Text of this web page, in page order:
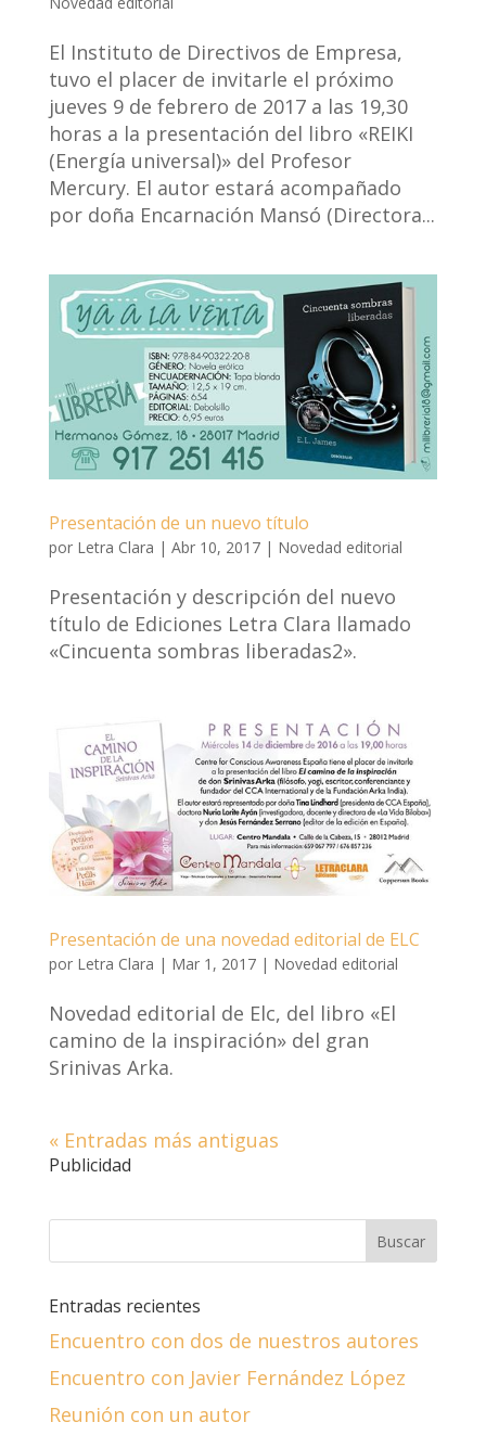
El Instituto de Directivos de Empresa,
tuvo el placer de invitarle el próximo
jueves 9 de febrero de 2017 a las 19,30
horas a la presentación del libro «REIKI
(Energía universal)» del Profesor
Mercury. El autor estará acompañado
por doña Encarnación Mansó (Directora...
Presentación de un nuevo título
por Letra Clara | Abr 10, 2017| Novedad editorial
Presentación y descripción del nuevo
título de Ediciones Letra Clara llamado
«Cincuenta sombras liberadas2».
Presentación de una novedad editorial de ELC
por Letra Clara | Mar 1, 2017| Novedad editorial
Novedad editorial de Elc, del libro «El
camino de la inspiración» del gran
Srinivas Arka.
« Entradas más antiguas
Publicidad
Entradas recientes
Encuentro con dos de nuestros autores
Encuentro con Javier Fernández López
Reunión con un autor